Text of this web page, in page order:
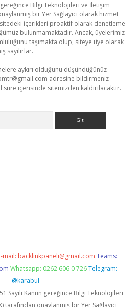
gereğince Bilgi Teknolojileri ve İletişim
bir Yer Sağlayıcı olarak hizmet
içerikleri proaktif olarak denetleme
bulunmamaktadır. Ancak, üyelerimiz
taşımakta olup, siteye üye olarak
sayılırlar.
aykırı olduğunu düşündüğünüz
adresine bildirmeniz
içerisinde sitemizden kaldırılacaktır.
mail: backlinkpaneli@gmail.com Teams:
Whatsapp: 0262 606 0 726 Telegram:
@karabul
Sayılı Kanun gereğince Bilgi Teknolojileri
tarafından onaylanmış bir Yer Sağlayıcı